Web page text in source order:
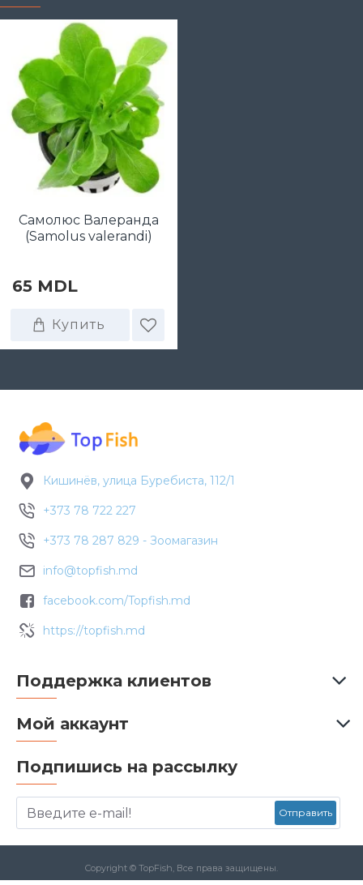
Самолюс Валеранда
(Samolus valerandi)
65 MDL
Купить
Кишинёв, улица Буребиста, 112/1
+373 78 722 227
+373 78 287 829 - Зоомагазин
info@topfish.md
facebook.com/Topfish.md
https://topfish.md
Поддержка клиентов
Мой аккаунт
Подпишись на рассылку
Отправить
Copyright © TopFish, Все права защищены.